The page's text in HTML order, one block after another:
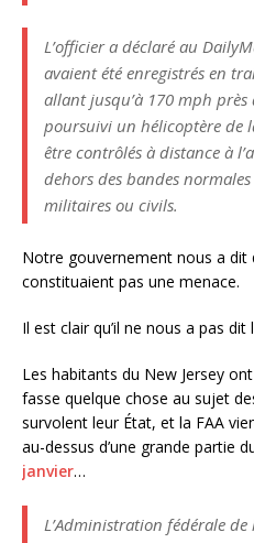
L’officier a déclaré au
avaient été enregistrés en
allant jusqu’à 170 mph près
poursuivi un hélicoptère de
être contrôlés à distance à
dehors des bandes
militaires ou civils.
Notre gouvernement nous a dit
constituaient pas une menace.
Il est clair qu’il ne nous a pas dit
Les habitants du New Jersey
fasse quelque chose au sujet
survolent leur État, et la FAA
au-dessus d’une grande partie
janvier…
L’Administration fédérale de